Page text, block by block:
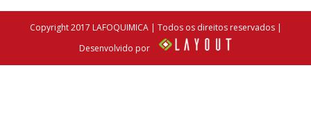
Copyright 2017 LAFOQUIMICA | Todos os direitos reservados |
Desenvolvido por